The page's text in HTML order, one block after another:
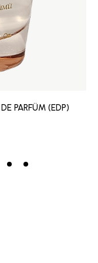
PARFÜM (EDP)